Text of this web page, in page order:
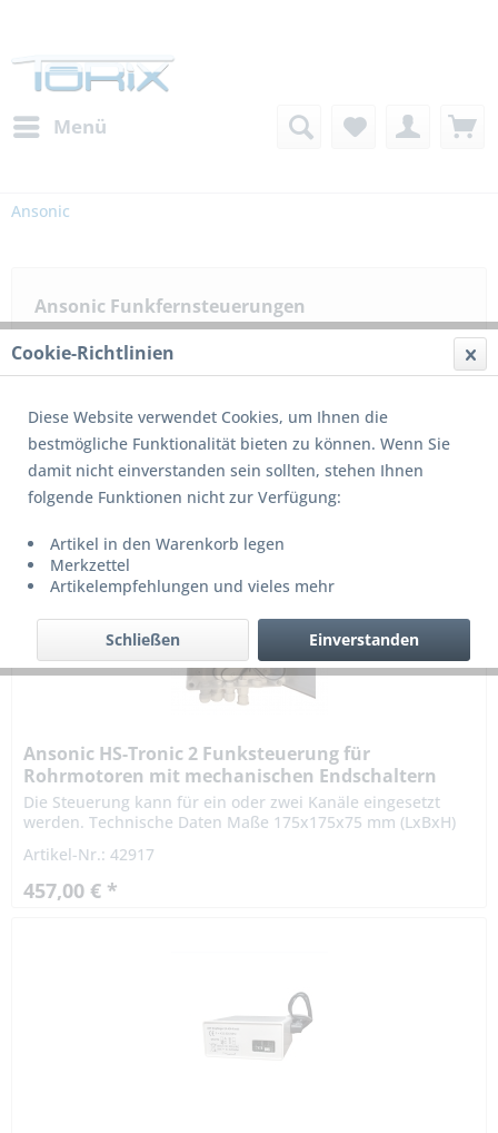
Menü
Ansonic
Ansonic Funkfernsteuerungen
8 von8
Ansonic HS-Tronic 2 Funksteuerung für
Rohrmotoren mit mechanischen Endschaltern
Die Steuerung kann für ein oder zwei Kanäle eingesetzt
werden. Technische Daten Maße 175x175x75 mm (LxBxH)
Artikel-Nr.: 42917
457,00 € *
Cookie-Richtlinien
Diese Website verwendet Cookies, um Ihnen die
bestmögliche Funktionalität bieten zu können. Wenn Sie
damit nicht einverstanden sein sollten, stehen Ihnen
folgende Funktionen nicht zur Verfügung:
Artikel in den Warenkorb legen
Merkzettel
Artikelempfehlungen und vieles mehr
Einverstanden
Schließen